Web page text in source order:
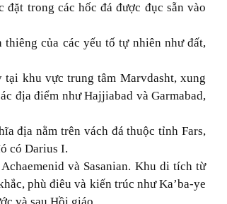
trong các hốc đá được đục sẵn vào
của các yếu tố tự nhiên như đất,
khu vực trung tâm Marvdasht, xung
địa điểm như Hajjiabad và Garmabad,
địa nằm trên vách đá thuộc tỉnh Fars,
có Darius I.
và Sasanian. Khu di tích từ
phù điêu và kiến trúc như Ka’ba-ye